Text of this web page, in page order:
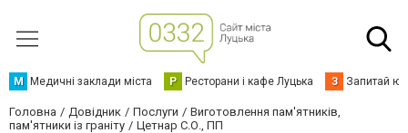
М Медичні заклади міста Р Ресторани і кафе Луцька З Запитай
Головна Довідник Послуги
Виготовлення пам'ятників,
пам'ятники із граніту
Цетнар С.О., ПП